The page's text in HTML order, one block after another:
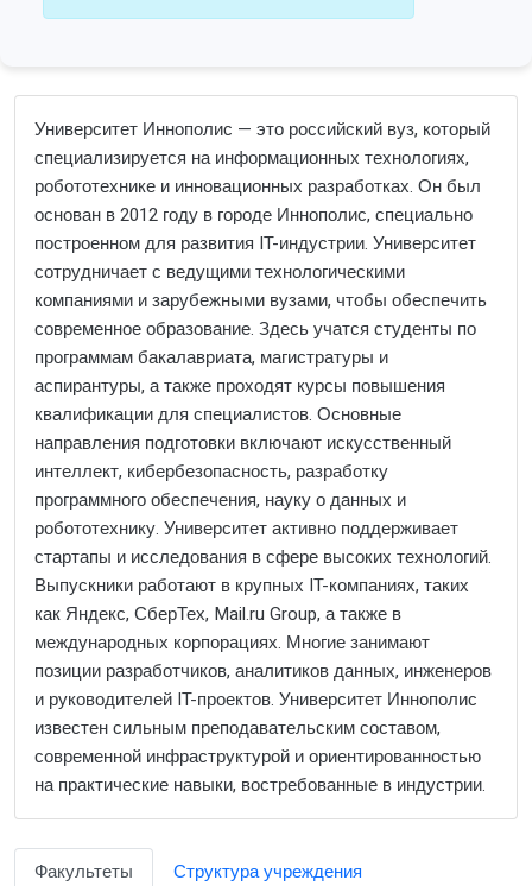
Университет Иннополис — это российский вуз, который
специализируется на информационных технологиях,
робототехнике и инновационных разработках. Он был
основан в 2012 году в городе Иннополис, специально
построенном для развития IT-индустрии. Университет
сотрудничает с ведущими технологическими
компаниями и зарубежными вузами, чтобы обеспечить
современное образование. Здесь учатся студенты по
программам бакалавриата, магистратуры и
аспирантуры, а также проходят курсы повышения
квалификации для специалистов. Основные
направления подготовки включают искусственный
интеллект, кибербезопасность, разработку
программного обеспечения, науку о данных и
робототехнику. Университет активно поддерживает
стартапы и исследования в сфере высоких технологий.
Выпускники работают в крупных IT-компаниях, таких
как Яндекс, СберТех, Mail.ru Group, а также в
международных корпорациях. Многие занимают
позиции разработчиков, аналитиков данных, инженеров
и руководителей IT-проектов. Университет Иннополис
известен сильным преподавательским составом,
современной инфраструктурой и ориентированностью
на практические навыки, востребованные в индустрии.
Факультеты
Структура учреждения